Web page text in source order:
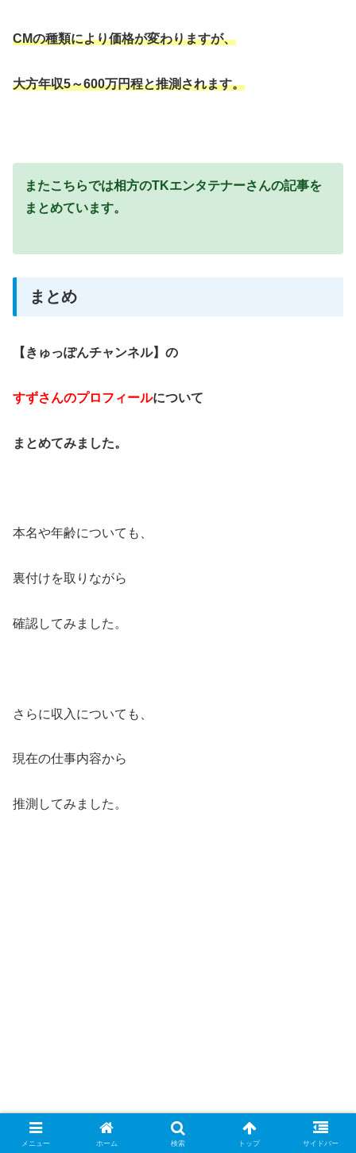
CMの種類により価格が変わりますが、
大方年収5～600万円程と推測されます。
またこちらでは相方のTKエンタテナーさんの記事を
まとめています。
まとめ
【きゅっぽんチャンネル】の
すずさんのプロフィールについて
まとめてみました。
本名や年齢についても、
裏付けを取りながら
確認してみました。
さらに収入についても、
現在の仕事内容から
推測してみました。
メニュー ホーム 検索 トップ サイドバー